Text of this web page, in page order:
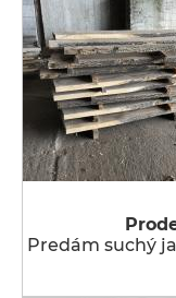
Predám suchý